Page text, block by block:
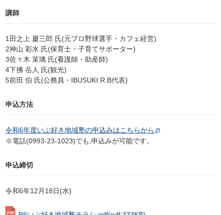
講師
1田之上 慶三郎 氏(元プロ野球選手・カフェ経営)
2神山 彩水 氏(保育士・子育てサポーター)
3佐々木 茉璃 氏(看護師・助産師)
4下拂 岳人 氏(観光)
5前田 伯 氏(公務員・IBUSUKI.R.B代表)
申込方法
令和6年度いぶ好き地域塾の申込みはこちらから
※電話(0993-23-1023)でも,申込みが可能です。
申込締切
令和6年12月18日(水)